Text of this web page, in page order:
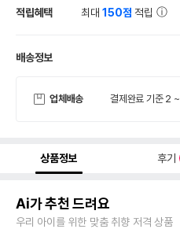
적립혜택 최대150점 적립
배송정보
업체배송 결제완료 기준 2
상품정보 후기
Ai가 추천 드려요
우리 아이를 위한 맞춤 취향 저격 상품